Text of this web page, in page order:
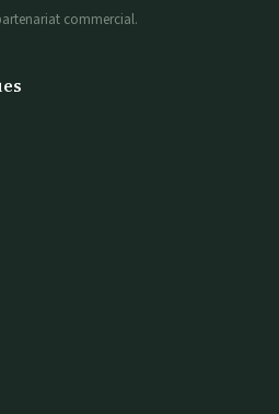
commercial.